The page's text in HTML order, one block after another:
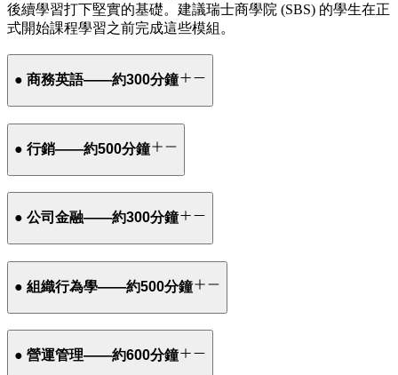
後續學習打下堅實的基礎。建議瑞士商學院 (SBS) 的學生在正
式開始課程學習之前完成這些模組。
● 商務英語——約300分鐘
● 行銷——約500分鐘
● 公司金融——約300分鐘
● 組織行為學——約500分鐘
● 營運管理——約600分鐘